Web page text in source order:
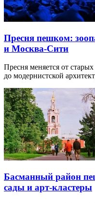
Пресня пешком:
и Москва-Сити
Пресня меняется от
до модернистской
Басманный район
сады и арт-кластеры